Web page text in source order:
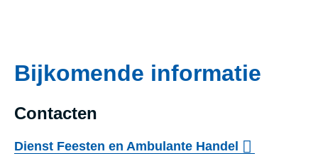
Bijkomende informatie
Contacten
Dienst Feesten en Ambulante Handel